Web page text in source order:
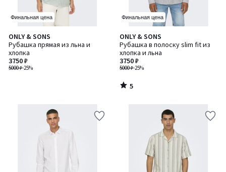
Финальная цена
ONLY & SONS
Рубашка прямая из льна и
хлопка
5000 ₽-25%
3750 ₽
Финальная цена
ONLY & SONS
Рубашка в полоску slim fit из
хлопка и льна
5000 ₽-25%
3750 ₽
5
/
5
5
/